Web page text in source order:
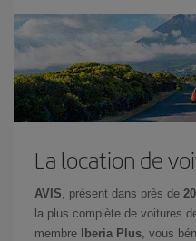
La location de
AVIS, présent dans près de
la plus complète de voitures
membre
Iberia Plus, vous